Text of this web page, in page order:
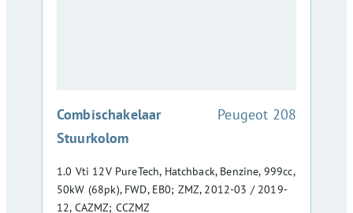
Combischakelaar
Stuurkolom
:Peugeot 208
1.0 Vti 12V PureTech, Hatchback, Benzine, 999cc,
50kW (68pk), FWD, EB0; ZMZ, 2012-03 / 2019-
12, CAZMZ; CCZMZ